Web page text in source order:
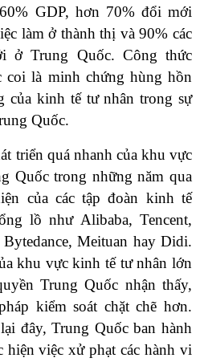
GDP, hơn 70% đổi mới
làm ở thành thị và 90% các
ở Trung Quốc. Công thức
coi là minh chứng hùng hồn
của kinh tế tư nhân trong sự
Quốc.
triển quá nhanh của khu vực
Quốc trong những năm qua
của các tập đoàn kinh tế
lồ như Alibaba, Tencent,
Meituan hay Didi.
khu vực kinh tế tư nhân lớn
Trung Quốc nhận thấy,
kiểm soát chặt chẽ hơn.
đây, Trung Quốc ban hành
việc xử phạt các hành vi